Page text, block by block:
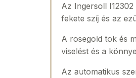
Az Ingersoll
fekete szíj és az
A rosegold tok és
viselést és a
Az automatikus